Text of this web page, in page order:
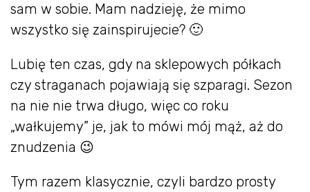
sam w sobie. Mam nadzieję, że mimo
wszystko się zainspirujecie? 🙂
Lubię ten czas, gdy na sklepowych półkach
czy straganach pojawiają się szparagi. Sezon
na nie nie trwa długo, więc co roku
„wałkujemy” je, jak to mówi mój mąż, aż do
znudzenia 😉
Tym razem klasycznie, czyli bardzo prosty